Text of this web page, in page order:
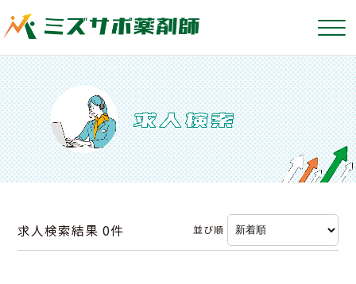
求人検索結果0件 並び順